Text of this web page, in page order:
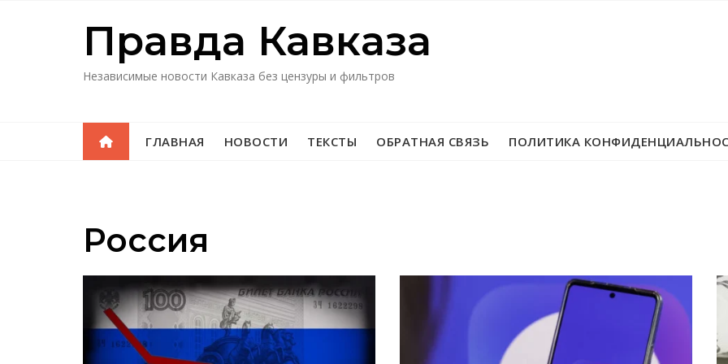
Правда Кавказa
Независимые новости Кавказа без цензуры и фильтров
ГЛАВНАЯ НОВОСТИ ТЕКСТЫ ОБРАТНАЯ СВЯЗЬ ПОЛИТИКА
Россия